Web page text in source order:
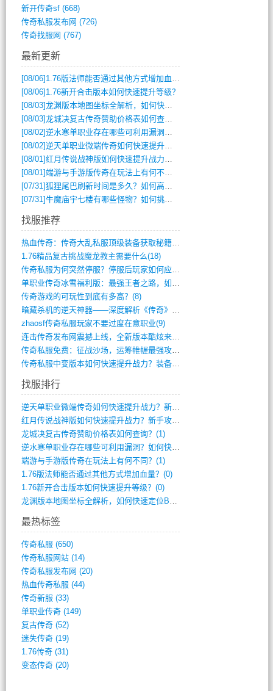
新开传奇sf(668)
传奇私服发布网 (726)
传奇找服网 (767)
最新更新
[08/06] 1.76版法师能否通过其他方式增加血量？
[08/06] 1.76新开合击版本如何快速提升等级？
[08/03]龙渊版本地图坐标全解析，如何快速定位BOSS位置？
[08/03]龙城决复古传奇赞助价格表如何查询？
[08/02]逆水寒单职业存在哪些可利用漏洞？如何快速提升战力？
[08/02]逆天单职业微端传奇如何快速提升战力？新手必看攻略
[08/01]红月传说战神版如何快速提升战力？新手攻略全解析？
[08/01]端游与手游版传奇在玩法上有何不同？
[07/31]狐狸尾巴刷新时间是多久？如何高效获取传奇手游中的狐狸尾巴？
[07/31]牛魔庙宇七楼有哪些怪物？如何挑战它们？
找服推荐
热血传奇：传奇大乱私服顶级装备获取秘籍(887)
1.76精品复古挑战魔龙教主需要什么(18)
传奇私服为何突然停服？停服后玩家如何应对(744)
单职业传奇冰雪福利版：最强王者之路，如何(659)
传奇游戏的可玩性到底有多高？(8)
暗藏杀机的逆天神器——深度解析《传奇》祈(374)
zhaosf传奇私服玩家不要过度在意职业(9)
连击传奇发布网震撼上线，全新版本酷炫来袭(12)
传奇私服免费：征战沙场，运筹帷幄最强攻城(516)
传奇私服中变版本如何快速提升战力？装备强(1012)
找服排行
逆天单职业微端传奇如何快速提升战力？新手(2)
红月传说战神版如何快速提升战力？新手攻略(2)
龙城决复古传奇赞助价格表如何查询？(1)
逆水寒单职业存在哪些可利用漏洞？如何快速(1)
端游与手游版传奇在玩法上有何不同？(1)
1.76版法师能否通过其他方式增加血量？(0)
1.76新开合击版本如何快速提升等级？(0)
龙渊版本地图坐标全解析，如何快速定位BO(0)
最热标签
传奇私服 (650)
传奇私服网站(14)
传奇私服发布网 (20)
热血传奇私服 (44)
传奇新服 (33)
单职业传奇(149)
复古传奇(52)
迷失传奇(19)
1.76传奇(31)
变态传奇(20)